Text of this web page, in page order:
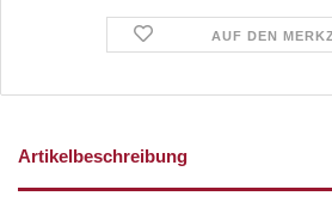
AUF DEN
Artikelbeschreibung